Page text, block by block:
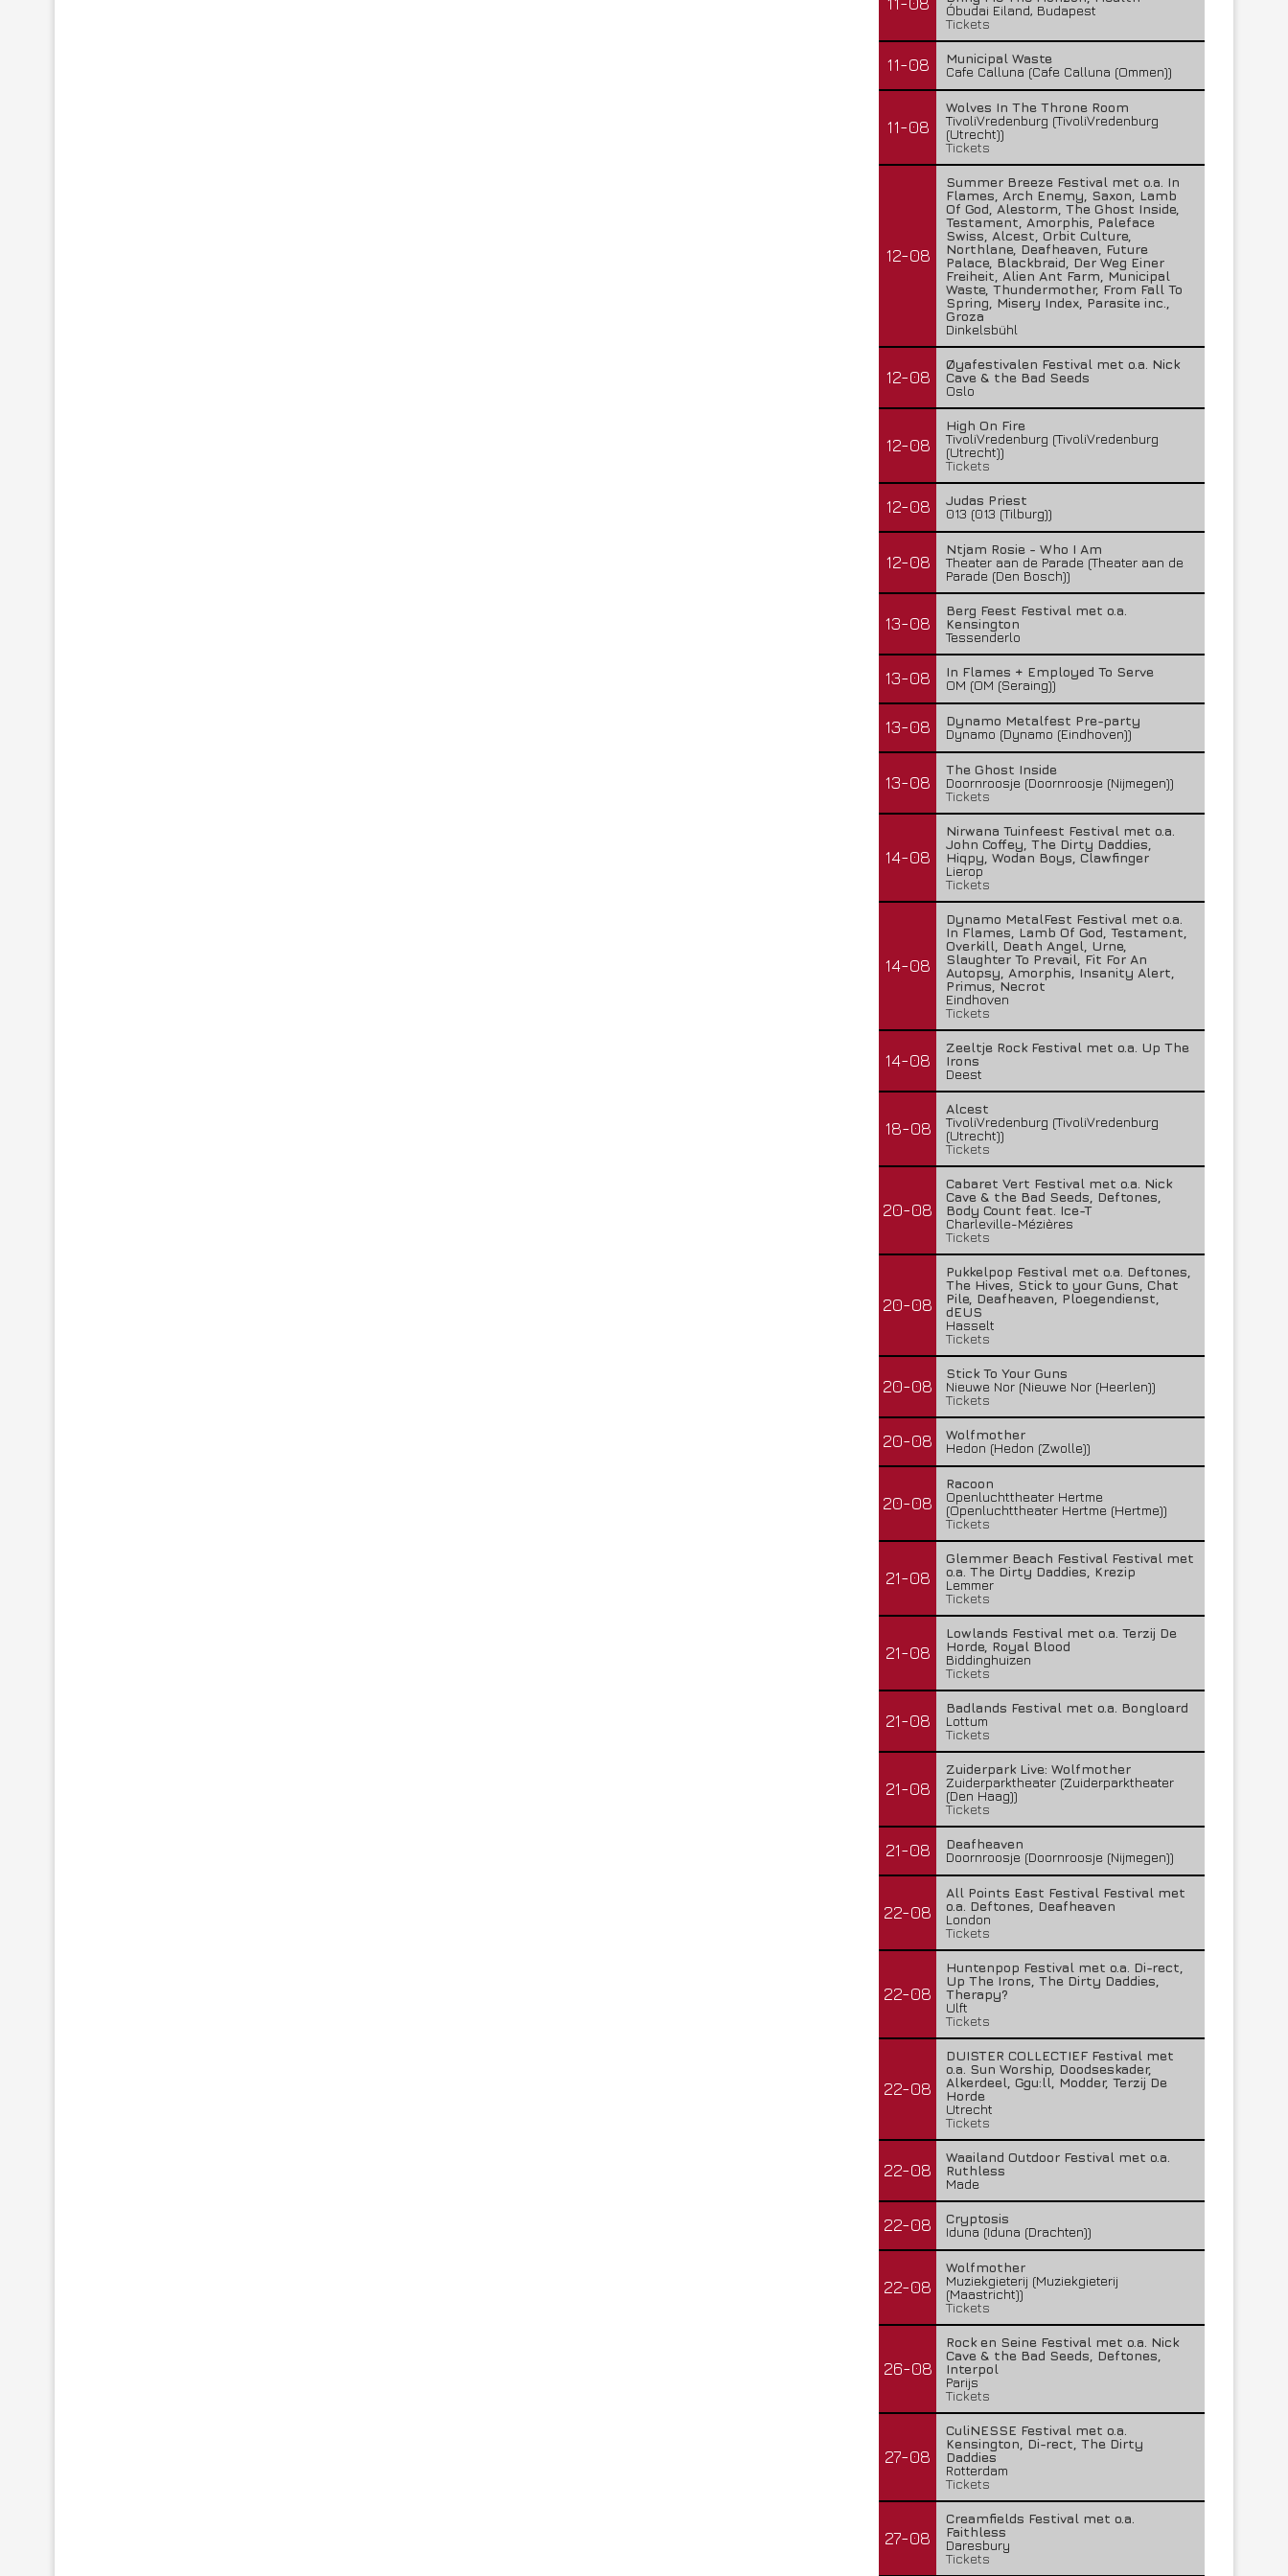
Óbudai Eiland, Budapest
Tickets
11-08
Municipal Waste
Cafe Calluna (Cafe Calluna (Ommen))
11-08
Wolves In The Throne Room
TivoliVredenburg (TivoliVredenburg
(Utrecht))
Tickets
12-08
Summer Breeze Festival met o.a. In
Flames, Arch Enemy, Saxon, Lamb
Of God, Alestorm, The Ghost Inside,
Testament, Amorphis, Paleface
Swiss, Alcest, Orbit Culture,
Northlane, Deafheaven, Future
Palace, Blackbraid, Der Weg Einer
Freiheit, Alien Ant Farm, Municipal
Waste, Thundermother, From Fall To
Spring, Misery Index, Parasite inc.,
Groza
Dinkelsbühl
12-08
Øyafestivalen Festival met o.a. Nick
Cave & the Bad Seeds
Oslo
12-08
High On Fire
TivoliVredenburg (TivoliVredenburg
(Utrecht))
Tickets
12-08
Judas Priest
013 (013 (Tilburg))
12-08
Ntjam Rosie - Who I Am
Theater aan de Parade (Theater aan de
Parade (Den Bosch))
13-08
Berg Feest Festival met o.a.
Kensington
Tessenderlo
13-08
In Flames + Employed To Serve
OM (OM (Seraing))
13-08
Dynamo Metalfest Pre-party
Dynamo (Dynamo (Eindhoven))
13-08
The Ghost Inside
Doornroosje (Doornroosje (Nijmegen))
Tickets
14-08
Nirwana Tuinfeest Festival met o.a.
John Coffey, The Dirty Daddies,
Hiqpy, Wodan Boys, Clawfinger
Lierop
Tickets
14-08
Dynamo MetalFest Festival met o.a.
In Flames, Lamb Of God, Testament,
Overkill, Death Angel, Urne,
Slaughter To Prevail, Fit For An
Autopsy, Amorphis, Insanity Alert,
Primus, Necrot
Eindhoven
Tickets
14-08
Zeeltje Rock Festival met o.a. Up The
Irons
Deest
18-08
Alcest
TivoliVredenburg (TivoliVredenburg
(Utrecht))
Tickets
20-08
Cabaret Vert Festival met o.a. Nick
Cave & the Bad Seeds, Deftones,
Body Count feat. Ice-T
Charleville-Mézières
Tickets
20-08
Pukkelpop Festival met o.a. Deftones,
The Hives, Stick to your Guns, Chat
Pile, Deafheaven, Ploegendienst,
dEUS
Hasselt
Tickets
20-08
Stick To Your Guns
Nieuwe Nor (Nieuwe Nor (Heerlen))
Tickets
20-08
Wolfmother
Hedon (Hedon (Zwolle))
20-08
Racoon
Openluchttheater Hertme
(Openluchttheater Hertme (Hertme))
Tickets
21-08
Glemmer Beach Festival Festival met
o.a. The Dirty Daddies, Krezip
Lemmer
Tickets
21-08
Lowlands Festival met o.a. Terzij De
Horde, Royal Blood
Biddinghuizen
Tickets
21-08
Badlands Festival met o.a. Bongloard
Lottum
Tickets
21-08
Zuiderpark Live: Wolfmother
Zuiderparktheater (Zuiderparktheater
(Den Haag))
Tickets
21-08
Deafheaven
Doornroosje (Doornroosje (Nijmegen))
22-08
All Points East Festival Festival met
o.a. Deftones, Deafheaven
London
Tickets
22-08
Huntenpop Festival met o.a. Di-rect,
Up The Irons, The Dirty Daddies,
Therapy?
Ulft
Tickets
22-08
DUISTER COLLECTIEF Festival met
o.a. Sun Worship, Doodseskader,
Alkerdeel, Ggu:ll, Modder, Terzij De
Horde
Utrecht
Tickets
22-08
Waailand Outdoor Festival met o.a.
Ruthless
Made
22-08
Cryptosis
Iduna (Iduna (Drachten))
22-08
Wolfmother
Muziekgieterij (Muziekgieterij
(Maastricht))
Tickets
26-08
Rock en Seine Festival met o.a. Nick
Cave & the Bad Seeds, Deftones,
Interpol
Parijs
Tickets
27-08
CuliNESSE Festival met o.a.
Kensington, Di-rect, The Dirty
Daddies
Rotterdam
Tickets
27-08
Creamfields Festival met o.a.
Faithless
Daresbury
Tickets